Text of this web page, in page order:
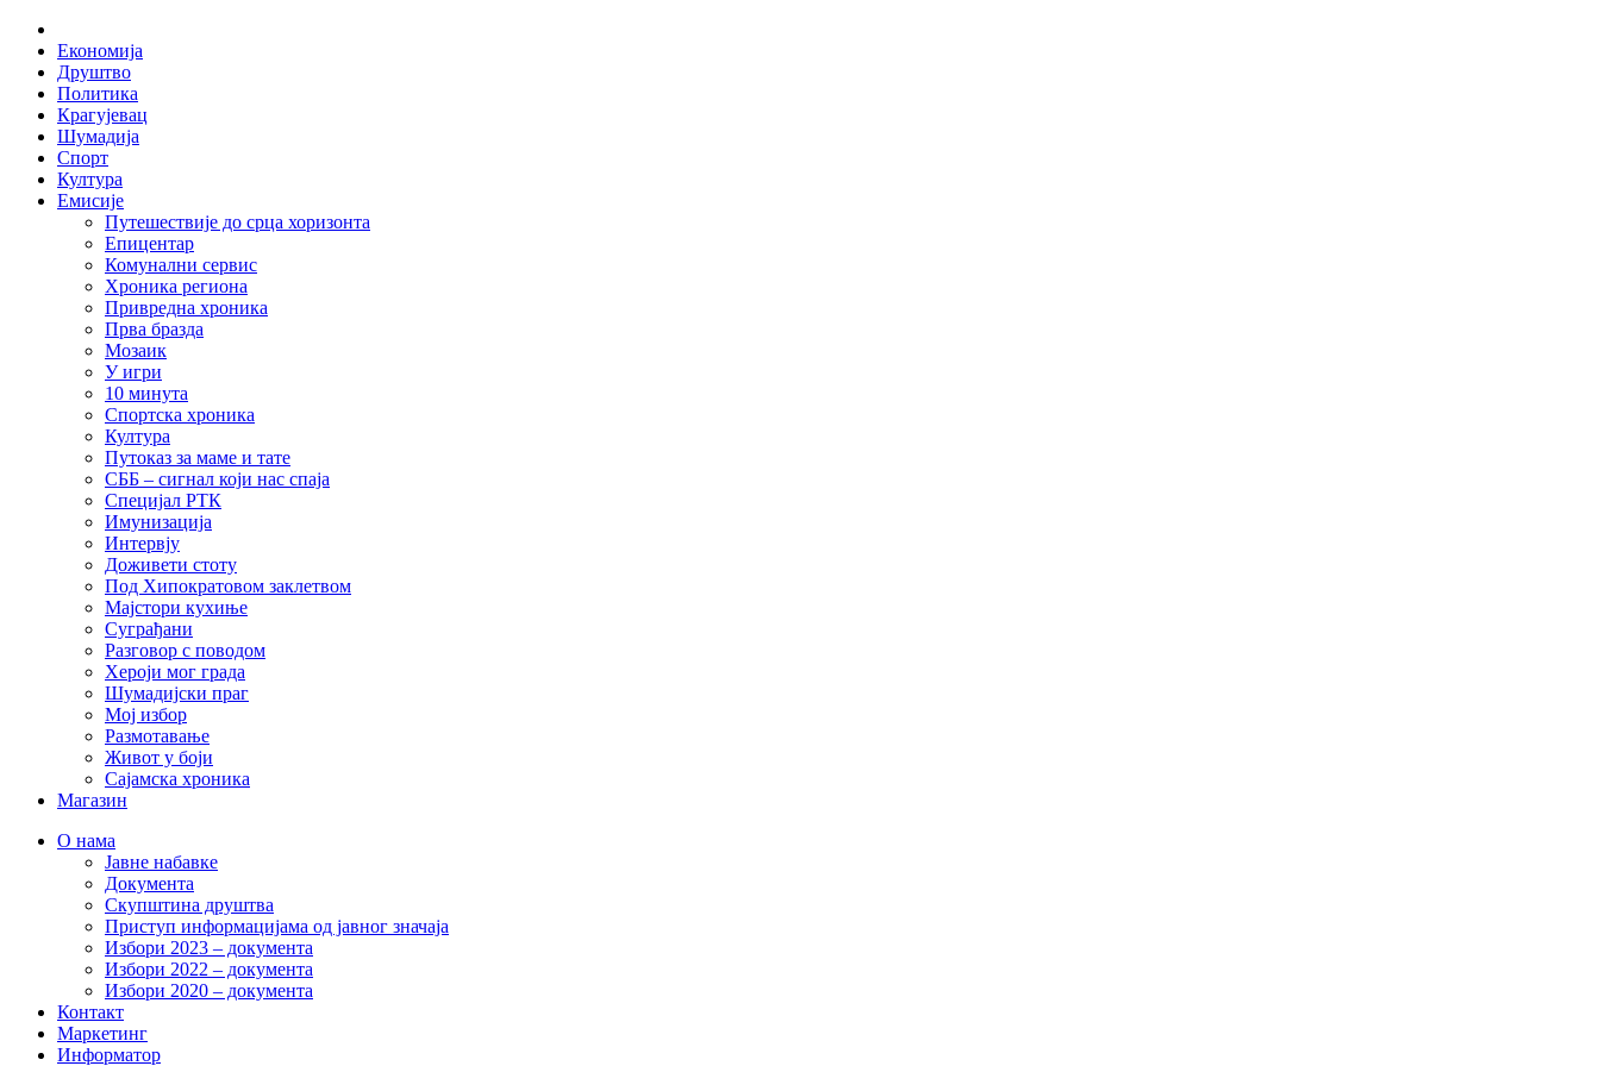
Skip
content
Економија
Друштво
Политика
Крагујевац
Шумадија
Спорт
Култура
Емисије
Путешествије до срца хоризонта
Епицентар
Комунални сервис
Хроника региона
Привредна хроника
Прва бразда
Мозаик
У игри
10 минута
Спортска хроника
Култура
Путоказ за маме и тате
СББ – сигнал који нас спаја
Специјал РТК
Имунизација
Интервју
Доживети стоту
Под Хипократовом заклетвом
Мајстори кухиње
Суграђани
Разговор с поводом
Хероји мог града
Шумадијски праг
Мој избор
Размотавање
Живот у боји
Сајамска хроника
Магазин
О нама
Јавне набавке
Документа
Скупштина друштва
Приступ информацијама од јавног значаја
Избори 2023 – документа
Избори 2022 – документа
Избори 2020 – документа
Контакт
Маркетинг
Информатор